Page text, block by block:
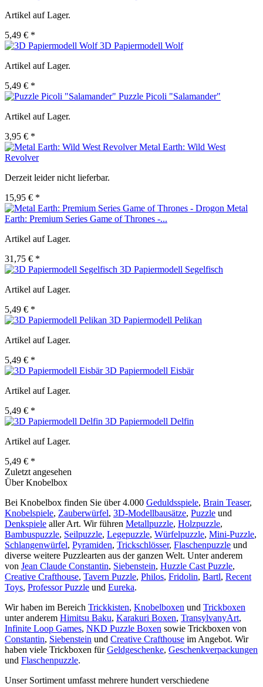
Artikel auf Lager.
5,49 € *
3D Papiermodell Wolf
Artikel auf Lager.
5,49 € *
Puzzle Picoli "Salamander"
Artikel auf Lager.
3,95 € *
Metal Earth: Wild West
Revolver
Derzeit leider nicht lieferbar.
15,95 € *
Metal
Earth: Premium Series Game of Thrones -...
Artikel auf Lager.
31,75 € *
3D Papiermodell Segelfisch
Artikel auf Lager.
5,49 € *
3D Papiermodell Pelikan
Artikel auf Lager.
5,49 € *
3D Papiermodell Eisbär
Artikel auf Lager.
5,49 € *
3D Papiermodell Delfin
Artikel auf Lager.
5,49 € *
Zuletzt angesehen
Über Knobelbox
Bei Knobelbox finden Sie über 4.000 Geduldsspiele, Brain Teaser,
Knobelspiele, Zauberwürfel, 3D-Modellbausätze, Puzzle und
Denkspiele aller Art. Wir führen Metallpuzzle, Holzpuzzle,
Bambuspuzzle, Seilpuzzle, Legepuzzle, Würfelpuzzle, Mini-Puzzle,
Schlangenwürfel, Pyramiden, Trickschlösser, Flaschenpuzzle und
diverse weitere Puzzlearten aus der ganzen Welt. Unter anderem
von Jean Claude Constantin, Siebenstein, Huzzle Cast Puzzle,
Creative Crafthouse, Tavern Puzzle, Philos, Fridolin, Bartl, Recent
Toys, Professor Puzzle und Eureka.
Wir haben im Bereich Trickkisten, Knobelboxen und Trickboxen
unter anderem Himitsu Baku, Karakuri Boxen, TransylvanyArt,
Infinite Loop Games, NKD Puzzle Boxen sowie Trickboxen von
Constantin, Siebenstein und Creative Crafthouse im Angebot. Wir
haben viele Trickboxen fürGeldgeschenke, Geschenkverpackungen
und Flaschenpuzzle.
Unser Sortiment umfasst mehrere hundert verschiedene